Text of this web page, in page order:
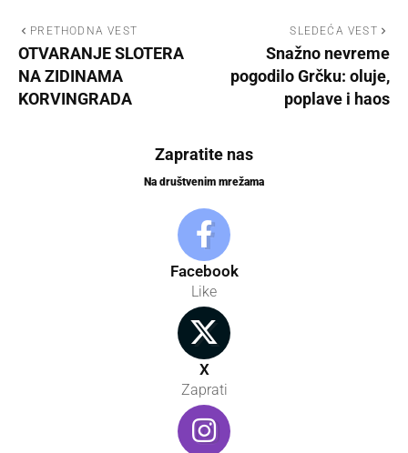
PRETHODNA VEST
OTVARANJE SLOTERA
NA ZIDINAMA
KORVINGRADA
SLEDEĆA VEST
Snažno nevreme
pogodilo Grčku: oluje,
poplave i haos
Zapratite nas
Na društvenim mrežama
Facebook
Like
X
Zaprati